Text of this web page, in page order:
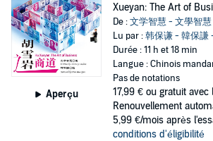
Aperçu
Xueyan: The Art of
De :文学智慧 - 文學智
Lu par :韩保谦 - 韓保謙
Durée : 11 h et 18 min
Langue : Chinois
Pas de notations
17,99 € ou gratuit avec
Renouvellement
5,99 €/mois après
conditions d'éligibilité